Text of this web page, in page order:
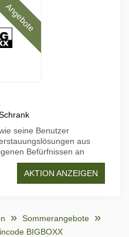
Angebote
seine Benutzer
aus
Befürfnissen an
AKTION ANZEIGEN
Sommerangebote
BIGBOXX